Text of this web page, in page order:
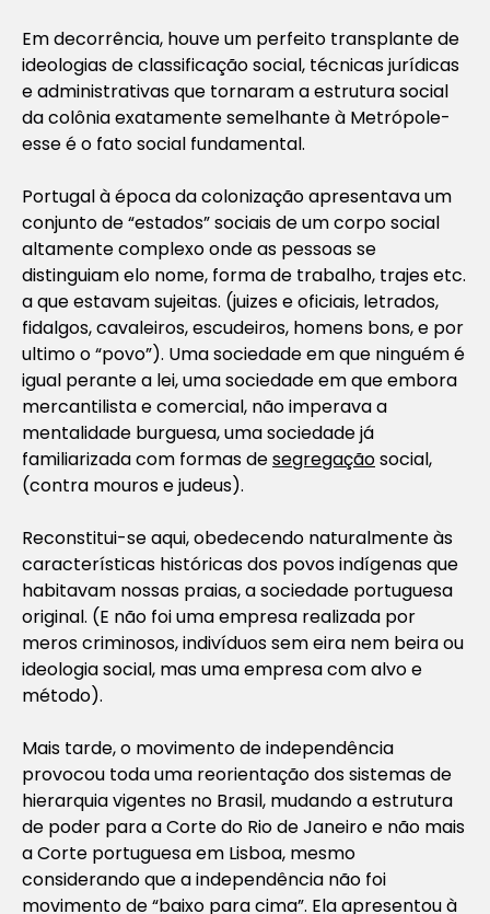
Em decorrência, houve um perfeito transplante de
ideologias de classificação social, técnicas jurídicas
e administrativas que tornaram a estrutura social
da colônia exatamente semelhante à Metrópole-
esse é o fato social fundamental.
Portugal à época da colonização apresentava um
conjunto de “estados” sociais de um corpo social
altamente complexo onde as pessoas se
distinguiam elo nome, forma de trabalho, trajes etc.
a que estavam sujeitas. (juizes e oficiais, letrados,
fidalgos, cavaleiros, escudeiros, homens bons, e por
ultimo o “povo”). Uma sociedade em que ninguém é
igual perante a lei, uma sociedade em que embora
mercantilista e comercial, não imperava a
mentalidade burguesa, uma sociedade já
familiarizada com formas desegregaçãosocial,
(contra mouros e judeus).
Reconstitui-se aqui, obedecendo naturalmente às
características históricas dos povos indígenas que
habitavam nossas praias, a sociedade portuguesa
original. (E não foi uma empresa realizada por
meros criminosos, indivíduos sem eira nem beira ou
ideologia social, mas uma empresa com alvo e
método).
Mais tarde, o movimento de independência
provocou toda uma reorientação dos sistemas de
hierarquia vigentes no Brasil, mudando a estrutura
de poder para a Corte do Rio de Janeiro e não mais
a Corte portuguesa em Lisboa, mesmo
considerando que a independência não foi
movimento de “baixo para cima”. Ela apresentou à